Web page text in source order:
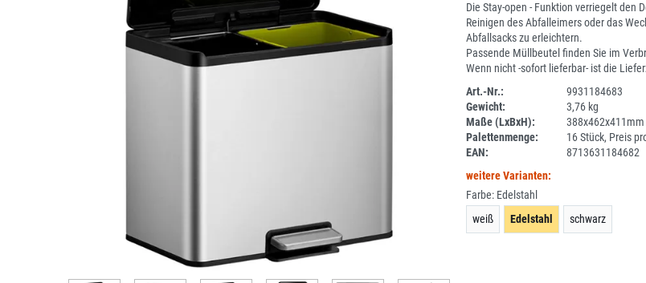
Die Stay-open - Funktion verriegelt den
Reinigen des Abfalleimers oder das
Abfallsacks zu erleichtern.
Passende Müllbeutel finden Sie im
Wenn nicht -sofort lieferbar- ist die
Art.-Nr.:
9931184683
Gewicht:
3,76 kg
Maße (LxBxH):
388x462x411mm
Palettenmenge:
16 Stück, Preis
EAN:
8713631184682
weitere Varianten:
Farbe: Edelstahl
weiß
Edelstahl schwarz